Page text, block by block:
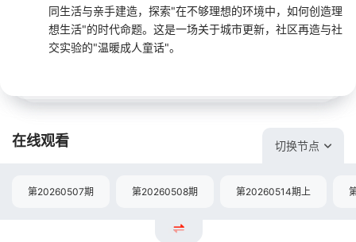
同生活与亲手建造，探索"在不够理想的环境中，如何创造理
想生活"的时代命题。这是一场关于城市更新，社区再造与社
交实验的"温暖成人童话"。
在线观看 切换节点
第20260507期 第20260508期 第20260514期上